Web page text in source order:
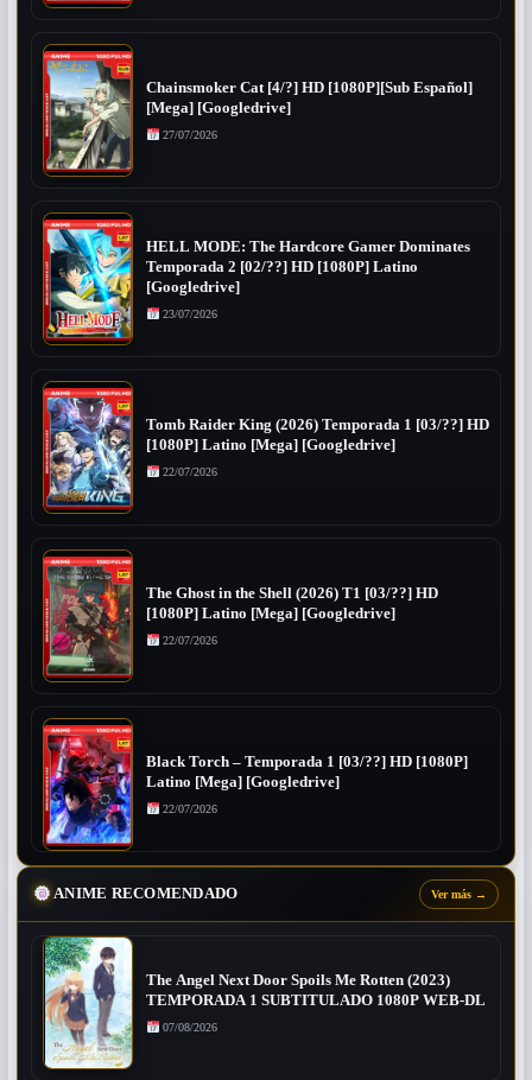
Chainsmoker Cat [4/?] HD [1080P][Sub Español]
[Mega] [Googledrive]
27/07/2026
HELL MODE: The Hardcore Gamer Dominates
Temporada 2 [02/??] HD [1080P] Latino
[Googledrive]
23/07/2026
Tomb Raider King (2026) Temporada 1 [03/??] HD
[1080P] Latino [Mega] [Googledrive]
22/07/2026
The Ghost in the Shell (2026) T1 [03/??] HD
[1080P] Latino [Mega] [Googledrive]
22/07/2026
Black Torch – Temporada 1 [03/??] HD [1080P]
Latino [Mega] [Googledrive]
22/07/2026
ANIME RECOMENDADO Ver más →
The Angel Next Door Spoils Me Rotten (2023)
TEMPORADA 1 SUBTITULADO 1080P WEB-DL
07/08/2026